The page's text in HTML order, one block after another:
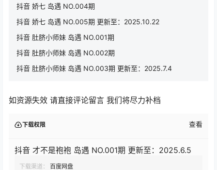
抖音 娇七 岛遇 NO.004期
抖音 娇七 岛遇 NO.005期 更新至：2025.10.22
抖音 肚脐小师妹 岛遇 NO.001期
抖音 肚脐小师妹 岛遇 NO.002期
抖音 肚脐小师妹 岛遇 NO.003期 更新至：2025.7.4
如资源失效 请直接评论留言 我们将尽力补档
下载权限 查看
抖音 才不是袍袍 岛遇 NO.001期 更新至：2025.6.5
下载渠道： 百度网盘